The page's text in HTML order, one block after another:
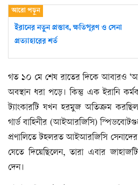
ইরানের নতুন প্রস্তাব, ক্ষতিপূরণ ও সেনা
প্রত্যাহারের শর্ত
গত ১০ মে শেষ রাতের দিকে আবারও
অবস্থান ধরা পড়ে। কিন্তু এক ইরানি
ট্যাংকারটি যখন হরমুজ অতিক্রম
গার্ড বাহিনীর (আইআরজিসি)
প্রণালিতে টহলরত আইআরজিসি
যেতে দিয়েছিলেন, তারা এবার
দেন।